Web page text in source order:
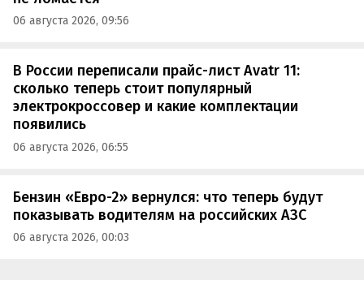
06 августа 2026, 09:56
В России переписали прайс-лист Avatr 11:
сколько теперь стоит популярный
электрокроссовер и какие комплектации
появились
06 августа 2026, 06:55
Бензин «Евро-2» вернулся: что теперь будут
показывать водителям на российских АЗС
06 августа 2026, 00:03